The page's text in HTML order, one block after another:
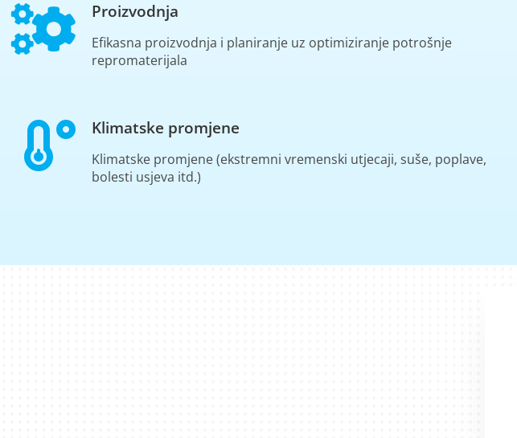
Proizvodnja
Efikasna proizvodnja i planiranje uz optimiziranje potrošnje
repromaterijala
Klimatske promjene
Klimatske promjene (ekstremni vremenski utjecaji, suše, poplave,
bolesti usjeva itd.)